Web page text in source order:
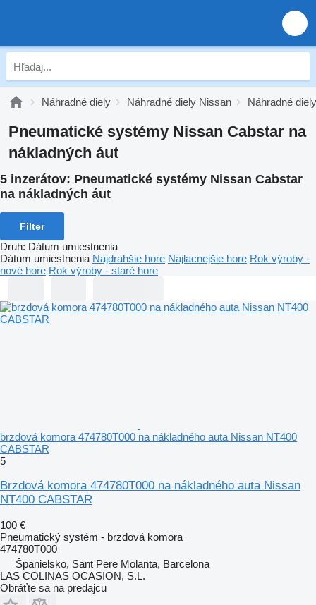
Náhradné diely Náhradné diely Nissan Náhradné
Pneumatické systémy Nissan Cabstar na
nákladných áut
5 inzerátov: Pneumatické systémy Nissan Cabstar
na nákladných áut
Filter
Druh: Dátum umiestnenia
Dátum umiestnenia Najdrahšie hore Najlacnejšie hore Rok výroby -
nové hore Rok výroby - staré hore
brzdová komora 474780T000 na nákladného auta Nissan NT400
CABSTAR
5
Brzdová komora 474780T000 na nákladného auta Nissan
NT400 CABSTAR
100 €
Pneumatický systém - brzdová komora
474780T000
Španielsko, Sant Pere Molanta, Barcelona
LAS COLINAS OCASION, S.L.
Obráťte sa na predajcu